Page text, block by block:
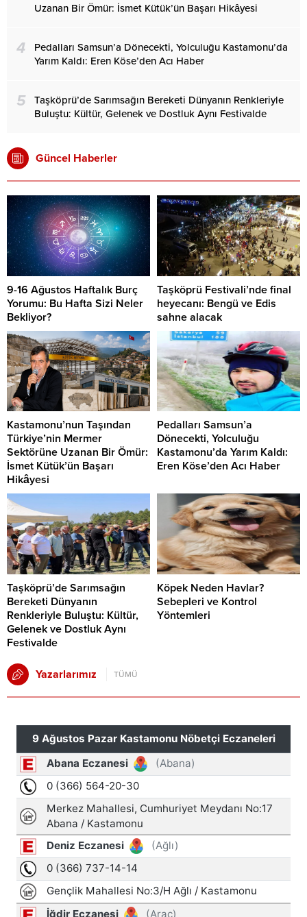
Uzanan Bir Ömür: İsmet Kütük’ün Başarı Hikâyesi
4
Pedalları Samsun’a Dönecekti, Yolculuğu Kastamonu’da
Yarım Kaldı: Eren Köse’den Acı Haber
5
Taşköprü’de Sarımsağın Bereketi Dünyanın Renkleriyle
Buluştu: Kültür, Gelenek ve Dostluk Aynı Festivalde
Güncel Haberler
9-16 Ağustos Haftalık Burç
Yorumu: Bu Hafta Sizi Neler
Bekliyor?
Taşköprü Festivali’nde final
heyecanı: Bengü ve Edis
sahne alacak
Kastamonu’nun Taşından
Türkiye’nin Mermer
Sektörüne Uzanan Bir Ömür:
İsmet Kütük’ün Başarı
Hikâyesi
Pedalları Samsun’a
Dönecekti, Yolculuğu
Kastamonu’da Yarım Kaldı:
Eren Köse’den Acı Haber
Taşköprü’de Sarımsağın
Bereketi Dünyanın
Renkleriyle Buluştu: Kültür,
Gelenek ve Dostluk Aynı
Festivalde
Köpek Neden Havlar?
Sebepleri ve Kontrol
Yöntemleri
Yazarlarımız TÜMÜ